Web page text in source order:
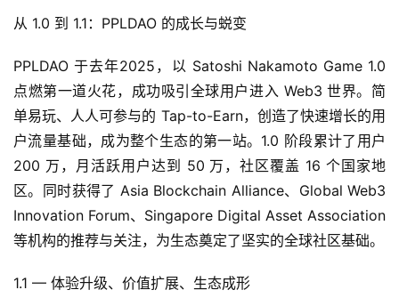
从 1.0 到 1.1：PPLDAO 的成长与蜕变
PPLDAO 于去年2025，以 Satoshi Nakamoto Game 1.0
点燃第一道火花，成功吸引全球用户进入 Web3 世界。简
单易玩、人人可参与的 Tap-to-Earn，创造了快速增长的用
户流量基础，成为整个生态的第一站。1.0 阶段累计了用户
200 万，月活跃用户达到 50 万，社区覆盖 16 个国家地
区。同时获得了 Asia Blockchain Alliance、Global Web3
Innovation Forum、Singapore Digital Asset Association
等机构的推荐与关注，为生态奠定了坚实的全球社区基础。
1.1 — 体验升级、价值扩展、生态成形